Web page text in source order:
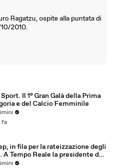
Ragatzu, ospite alla puntata di
2010.
Il 1° Gran Galà della Prima
e del Calcio Femminile
fa
in fila per la rateizzazione degli
A Tempo Reale la presidente del